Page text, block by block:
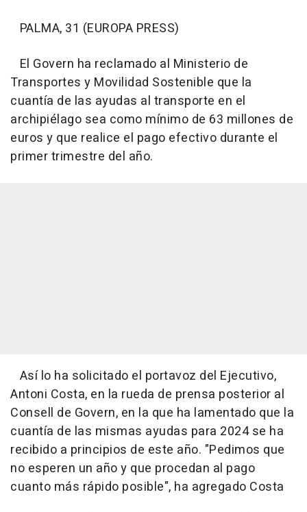
PALMA, 31 (EUROPA PRESS)
El Govern ha reclamado al Ministerio de
Transportes y Movilidad Sostenible que la
cuantía de las ayudas al transporte en el
archipiélago sea como mínimo de 63 millones de
euros y que realice el pago efectivo durante el
primer trimestre del año.
Así lo ha solicitado el portavoz del Ejecutivo,
Antoni Costa, en la rueda de prensa posterior al
Consell de Govern, en la que ha lamentado que la
cuantía de las mismas ayudas para 2024 se ha
recibido a principios de este año. "Pedimos que
no esperen un año y que procedan al pago
cuanto más rápido posible", ha agregado Costa